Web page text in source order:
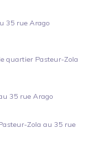
35 rue Arago
quartier Pasteur-Zola
35 rue Arago
Zola au 35 rue